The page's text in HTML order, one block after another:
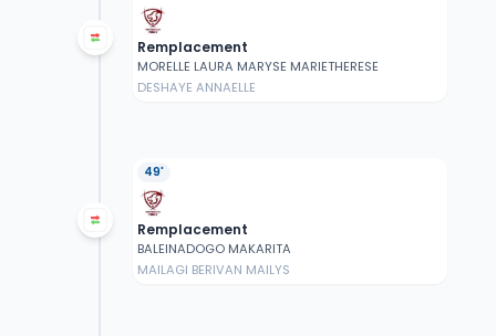
Remplacement
MORELLE LAURA MARYSE MARIETHERESE
DESHAYE ANNAELLE
49'
Remplacement
BALEINADOGO MAKARITA
MAILAGI BERIVAN MAILYS